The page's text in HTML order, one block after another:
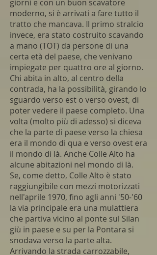
giorni e con un buon scavatore
moderno, si è arrivati a fare tutto il
tratto che mancava. Il primo stralcio
invece, era stato costruito scavando
a mano (TOT) da persone di una
certa età del paese, che venivano
impiegate per quattro ore al giorno.
Chi abita in alto, al centro della
contrada, ha la possibilità, girando lo
sguardo verso est o verso ovest, di
poter vedere il paese completo. Una
volta (molto più di adesso) si diceva
che la parte di paese verso la chiesa
era il mondo di qua e verso ovest era
il mondo di là. Anche Colle Alto ha
alcune abitazioni nel mondo di là.
Se, come detto, Colle Alto è stato
raggiungibile con mezzi motorizzati
nell'aprile 1970, fino agli anni '50-'60
la via principale era una mulattiera
che partiva vicino al ponte sul Silan
giù in paese e su per la Pontara si
snodava verso la parte alta.
Arrivando la strada carrozzabile,